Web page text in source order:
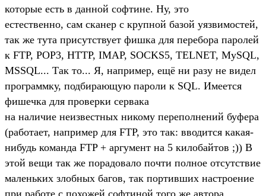
которые есть в данной софтине. Ну, это
естественно, сам сканер с крупной базой уязвимостей,
так же тута присутствует фишка для перебора паролей
к FTP, POP3, HTTP, IMAP, SOCKS5, TELNET, MySQL,
MSSQL... Так то... Я, например, ещё ни разу не видел
программку, подбирающую пароли к SQL. Имеется
фишечка для проверки сервака
на наличие неизвестных никому переполнений буфера
(работает, например для FTP, это так: вводится какая-
нибудь команда FTP + аргумент на 5 килобайтов ;)) В
этой вещи так же порадовало почти полное отсутствие
маленьких злобных багов, так портивших настроение
при работе с похожей софтиной того же автора